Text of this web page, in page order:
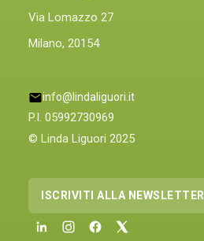
Via Lomazzo 27
Milano, 20154
info@lindaliguori.it
P.I. 05992730969
© Linda Liguori 2025
ISCRIVITI ALLA NEWSLETTER